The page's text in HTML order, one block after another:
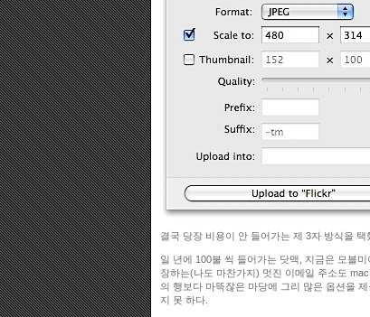
결국 당장 비용이 안 들어가는 제 3자 방식을 택
일 년에 100불 씩 들어가는 닷맥, 지금은 모블
장하는(나도 마찬가지) 멋진 이메일 주소도
의 행보다 마뜩잖은 마당에 그리 많은 옵션을
지 못 하다.